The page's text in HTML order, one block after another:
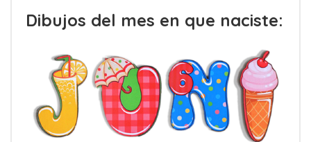
Dibujos del mes en que naciste: